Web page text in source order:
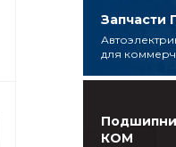
Запчасти
для
КОМ